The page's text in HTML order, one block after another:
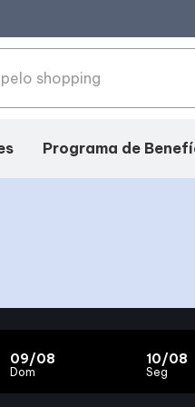
Programa de
09/08
Dom
10/08
Seg